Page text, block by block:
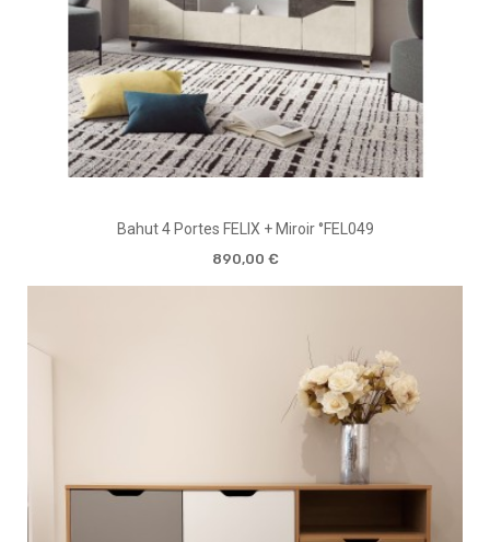
Bahut 4 Portes FELIX + Miroir °FEL049
890,00 €